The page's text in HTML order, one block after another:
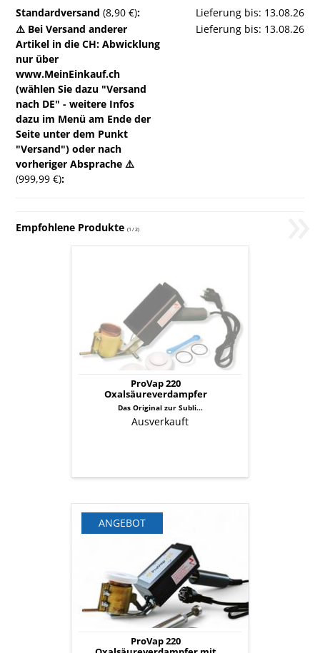
Standardversand (8,90 €):
Lieferung bis: 13.08.26
⚠️ Bei Versand anderer
Artikel in die CH: Abwicklung
nur über
www.MeinEinkauf.ch
(wählen Sie dazu "Versand
nach DE" - weitere Infos
dazu im Menü am Ende der
Seite unter dem Punkt
"Versand") oder nach
vorheriger Absprache ⚠️
(999,99 €):
Lieferung bis: 13.08.26
Empfohlene Produkte (1 /2)
Oxalsäureverdampfer
ProVap 220
Oxalsäureverdampfer
Das Original zur Subli...
Ausverkauft
ProVap
220
Oxalsäureverdampfer
Schnelldosierung
ANGEBOT
ProVap 220